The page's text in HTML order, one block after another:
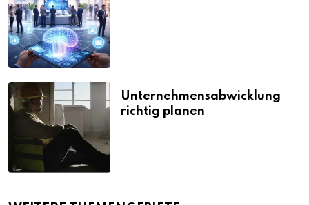
Unternehmensabwicklung
richtig planen